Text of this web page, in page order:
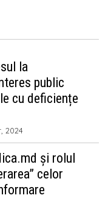
la
public
cu deficiențe
2024
și rolul
celor